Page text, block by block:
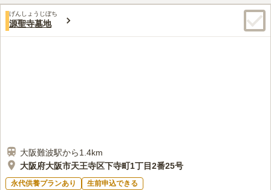
50代女性
花屋は北側に1件ある。食事処は、大通りに出れば数件あり、タ
クシーの運転手の人も良く利用している店のあるので、味は良い。
口コミの続きを読む
げんしょうじぼち
源聖寺墓地
大阪難波駅から1.4km
大阪府大阪市天王寺区下寺町1丁目2番25号
永代供養プランあり 生前申込できる